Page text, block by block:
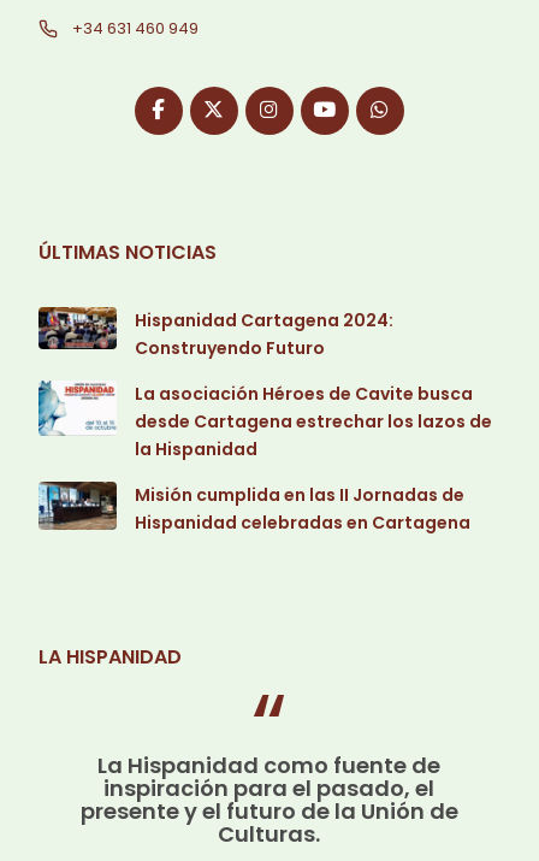
+34 631 460 949
ÚLTIMAS NOTICIAS
Hispanidad Cartagena 2024:
Construyendo Futuro
La asociación Héroes de Cavite busca
desde Cartagena estrechar los lazos de
la Hispanidad
Misión cumplida en las II Jornadas de
Hispanidad celebradas en Cartagena
LA HISPANIDAD
La Hispanidad como fuente de
inspiración para el pasado, el
presente y el futuro de la Unión de
Culturas.